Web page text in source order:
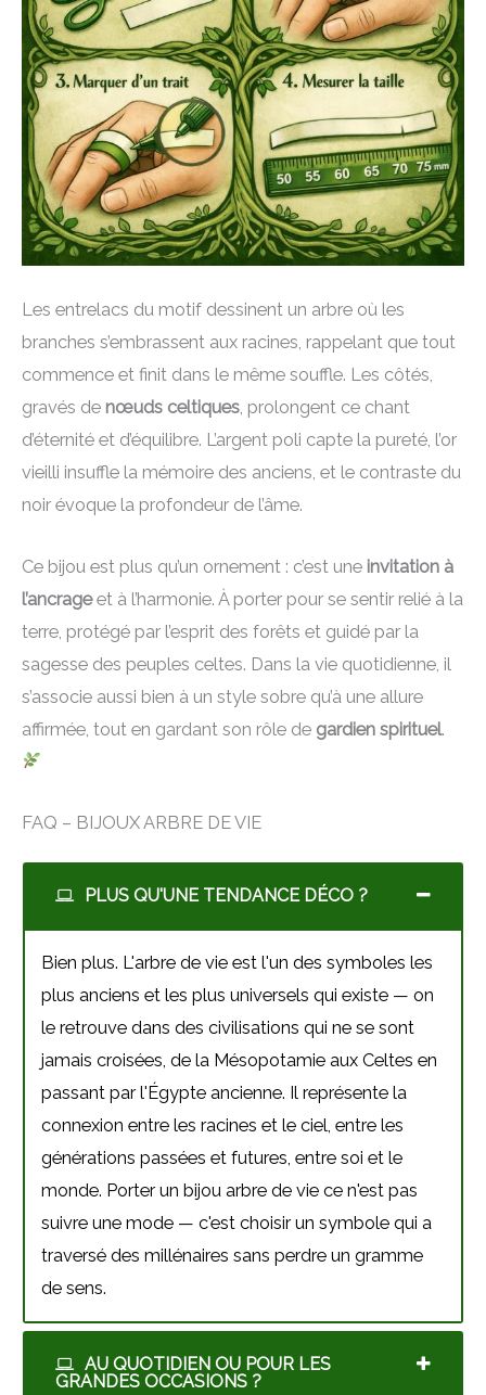
Les entrelacs du motif dessinent un arbre où les
branches s’embrassent aux racines, rappelant que tout
commence et finit dans le même souffle. Les côtés,
gravés de nœuds celtiques, prolongent ce chant
d’éternité et d’équilibre. L’argent poli capte la pureté, l’or
vieilli insuffle la mémoire des anciens, et le contraste du
noir évoque la profondeur de l’âme.
Ce bijou est plus qu’un ornement : c’est une invitation à
l’ancrageet à l’harmonie. À porter pour se sentir relié à la
terre, protégé par l’esprit des forêts et guidé par la
sagesse des peuples celtes. Dans la vie quotidienne, il
s’associe aussi bien à un style sobre qu’à une allure
affirmée, tout en gardant son rôle de gardien spirituel.
FAQ – BIJOUX ARBRE DE VIE
PLUS QU'UNE TENDANCE DÉCO ?
Bien plus. L'arbre de vie est l'un des symboles les
plus anciens et les plus universels qui existe — on
le retrouve dans des civilisations qui ne se sont
jamais croisées, de la Mésopotamie aux Celtes en
passant par l'Égypte ancienne. Il représente la
connexion entre les racines et le ciel, entre les
générations passées et futures, entre soi et le
monde. Porter un bijou arbre de vie ce n'est pas
suivre une mode — c'est choisir un symbole qui a
traversé des millénaires sans perdre un gramme
de sens.
AU QUOTIDIEN OU POUR LES
GRANDES OCCASIONS ?